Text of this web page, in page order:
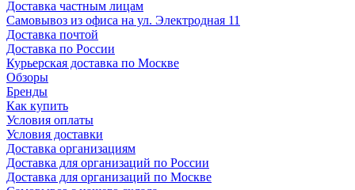
Доставка частным лицам
Самовывоз из офиса на ул. Электродная 11
Доставка почтой
Доставка по России
Курьерская доставка по Москве
Обзоры
Бренды
Как купить
Условия оплаты
Условия доставки
Доставка организациям
Доставка для организаций по России
Доставка для организаций по Москве